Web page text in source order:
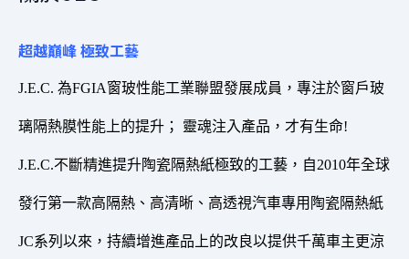
超越巔峰 極致工藝
J.E.C. 為FGIA窗玻性能工業聯盟發展成員，專注於窗戶玻
璃隔熱膜性能上的提升； 靈魂注入產品，才有生命!
J.E.C.不斷精進提升陶瓷隔熱紙極致的工藝，自2010年全球
發行第一款高隔熱、高清晰、高透視汽車專用陶瓷隔熱紙
JC系列以來，持續增進產品上的改良以提供千萬車主更涼